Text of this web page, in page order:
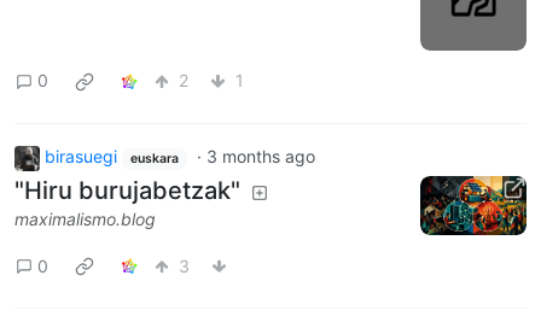
0 2 1
birasuegi euskara · 3 months ago
"Hiru burujabetzak"
maximalismo.blog
0 3